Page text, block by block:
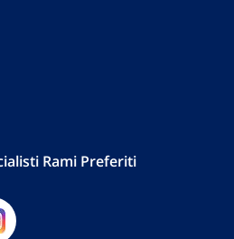
Rami Preferiti